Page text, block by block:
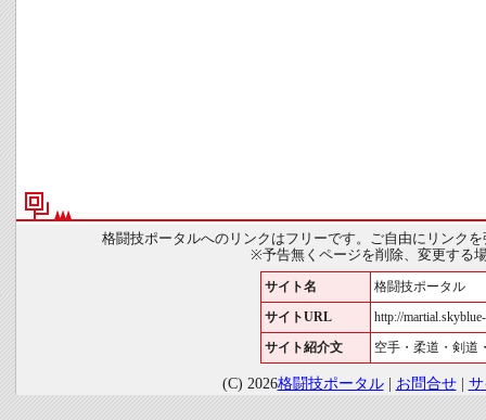
格闘技ポータルへのリンクはフリーです。ご自由にリンク
※予告無くページを削除、変更する
サイト名 格闘技ポータル
サイトURL http://
サイト紹介文 空手・柔道・剣道
(C) 2026格闘技ポータル| お問合せ|